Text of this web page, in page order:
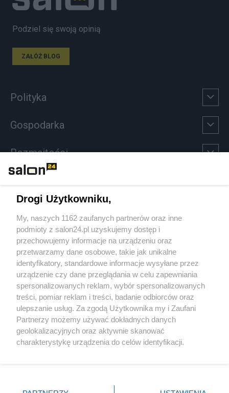
Podziel się swoją opinią
ZAŁÓŻ BLOG
Polityka
Gospodarka
Rozmaitości
Sport
Społeczeństwo
Kultura
X Facebook Instagram Youtube
Drogi Użytkowniku,
My, naszych 1162 zaufanych partnerów oraz inne
podmioty z salon24.pl uzyskujemy dostęp i
przechowujemy informacje na urządzeniu oraz
przetwarzamy dane osobowe, takie jak unikalne
identyfikatory, standardowe informacje wysyłane przez
urządzenie czy dane przeglądania w celu zapewniania
spersonalizowanych reklam, wybór spersonalizowanych
treści, pomiar reklam i treści, badanie odbiorców oraz
ulepszanie usług. Za zgodą Użytkownika my i Zaufani
Partnerzy możemy używać dokładnych danych
geolokalizacyjnych oraz aktywnie skanować
charakterystykę urządzenia do celów identyfikacji.
zmienić/wycofać klikając przycisk ustawień prywatności